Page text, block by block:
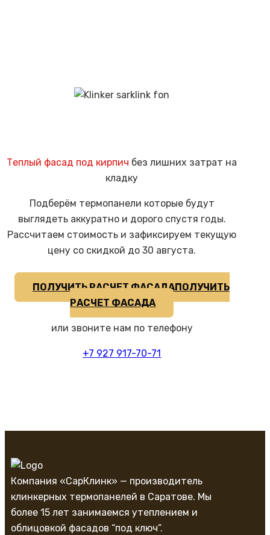
Теплый фасад под кирпич без лишних затрат на
кладку
Подберём термопанели которые будут
выглядеть аккуратно и дорого спустя годы.
Рассчитаем стоимость и зафиксируем текущую
цену со скидкой до 30 августа.
ПОЛУЧИТЬ РАСЧЕТ ФАСАДАПОЛУЧИТЬ
РАСЧЕТ ФАСАДА
или звоните нам по телефону
+7 927 917-70-71
Компания «СарКлинк» — производитель
клинкерных термопанелей в Саратове. Мы
более 15 лет занимаемся утеплением и
облицовкой фасадов “под ключ”.